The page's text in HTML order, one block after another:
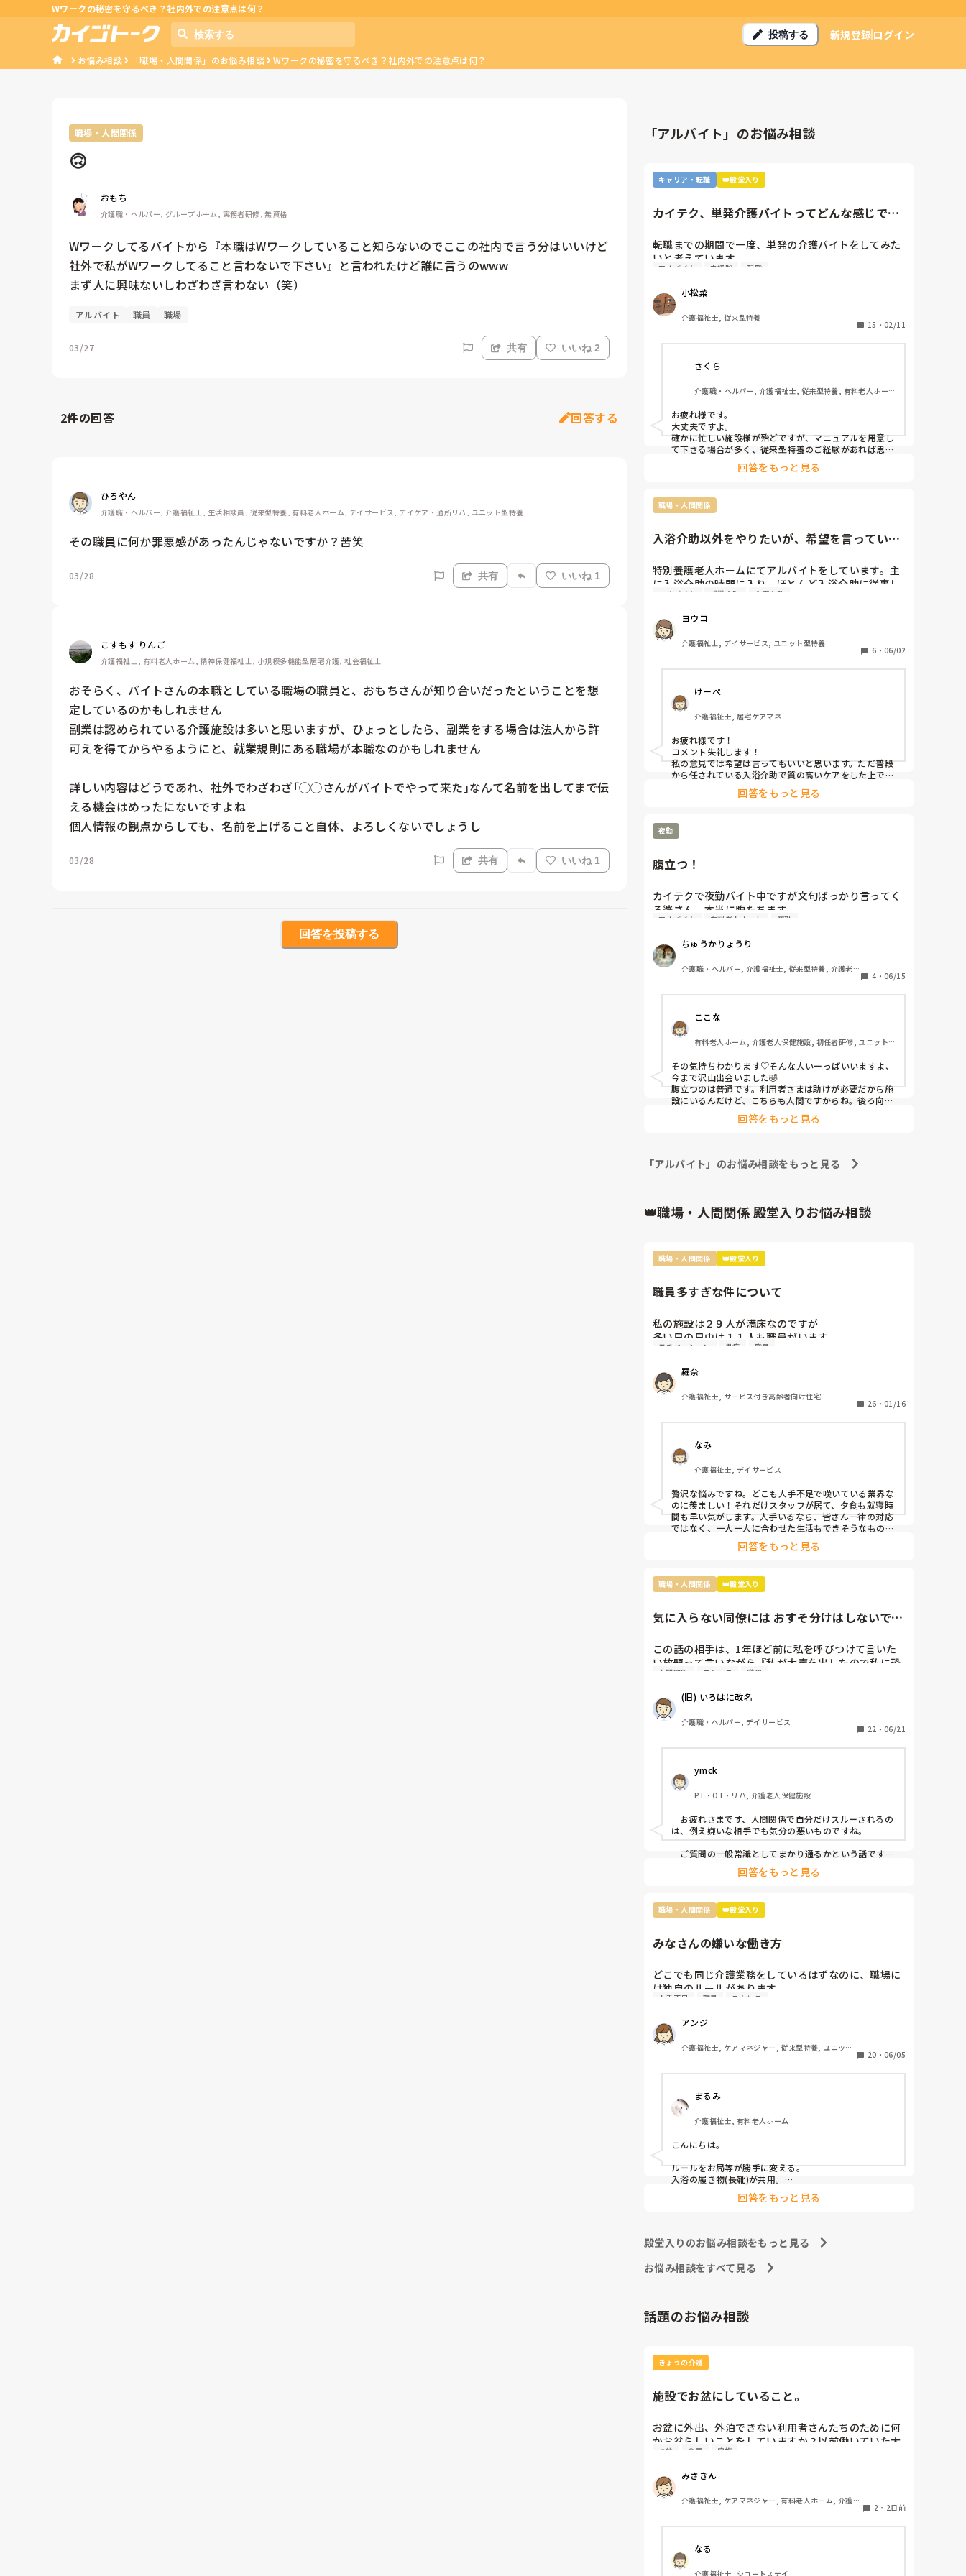
Wワークの秘密を守るべき？社内外での注意点は何？
投稿する 新規登録ログイン
お悩み相談 「職場・人間関係」のお悩み相談 Wワークの秘密を守るべき？社内外での注意点は何？
職場・人間関係
🙃
おもち
介護職・ヘルパー, グループホーム, 実務者研修, 無資格
Wワークしてるバイトから『本職はWワークしていること知らないのでここの社内で言う分はいいけど
社外で私がWワークしてること言わないで下さい』と言われたけど誰に言うのwww
アルバイト 職員 職場
03/27 共有 いいね 2
2件の回答 回答する
ひろやん
介護職・ヘルパー, 介護福祉士, 生活相談員, 従来型特養, 有料老人ホーム, デイサービス, デイケア・通所リハ, ユニット型特養
その職員に何か罪悪感があったんじゃないですか？苦笑
03/28 共有 いいね 1
こすもす りんご
介護福祉士, 有料老人ホーム, 精神保健福祉士, 小規模多機能型居宅介護, 社会福祉士
おそらく、バイトさんの本職としている職場の職員と、おもちさんが知り合いだったということを想
定しているのかもしれません
副業は認められている介護施設は多いと思いますが、ひょっとしたら、副業をする場合は法人から許
可えを得てからやるようにと、就業規則にある職場が本職なのかもしれません
詳しい内容はどうであれ、社外でわざわざ｢◯◯さんがバイトでやって来た｣なんて名前を出してまで伝
える機会はめったにないですよね
個人情報の観点からしても、名前を上げること自体、よろしくないでしょうし
03/28 共有 いいね 1
回答を投稿する
「アルバイト」のお悩み相談
キャリア・転職 👑殿堂入り
カイテク、単発介護バイトってどんな感じです
転職までの期間で一度、単発の介護バイトをしてみた
いと考えています。
ですが単発バイトを求めてるってことはそれなりに忙
しい施設…経験ない足手まといはダメか…？など考え
てしまい、なかなか踏み出せずにいます。
もし経験ある方いらっしゃいましたら、どんな感じだ
ったか教えてください。
アルバイト 未経験 転職
小松菜
介護福祉士, 従来型特養
15 ・ 02/11
さくら
介護職・ヘルパー, 介護福祉士, 従来型特養, 有料老人ホー
介護, 初任者研修, 実務者研修, ユニット型特養, 障害者支援
施設
お疲れ様です。
大丈夫ですよ。
確かに忙しい施設様が殆どですが、マニュアルを用意し
て下さる場合が多く、従来型特養のご経験があれば思い
切って一度働かれる事をおすすめします。
施設様のレビューが書かれているので、参考になさると
回答をもっと見る
職場・人間関係
入浴介助以外をやりたいが、希望を言っていい
特別養護老人ホームにてアルバイトをしています。主
に入浴介助の時間に入り、ほとんど入浴介助に従事し
ております。今後、食事介助や、排泄介助にも入りた
ものなのか悩んでいます。施設として決まった時間に
決まったことをやるスタッフが、他の業務をやりたい
という希望は管理者側として迷惑になるのかなと考え
ています。ご助言いただければ幸いです。
アルバイト 排泄介助 食事介助
ヨウコ
介護福祉士, デイサービス, ユニット型特養
6 ・ 06/02
けーぺ
介護福祉士, 居宅ケアマネ
お疲れ様です！
コメント失礼します！
私の意見では希望は言ってもいいと思います。ただ普段
から任されている入浴介助で質の高いケアをした上で希
回答をもっと見る
夜勤
腹立つ！
カイテクで夜勤バイト中ですが文句ばっかり言ってく
る婆さん、本当に腹たちます。
メモには「4時から5時の間でオムツはずす」と書いて
な」といわれましたが「だれがくるものか」とおもい
ました。
本当に腹たちます。
アルバイト 有料老人ホーム 夜勤
ちゅうかりょうり
介護職・ヘルパー, 介護福祉士, 従来型特養, 介護老人
4 ・ 06/15
ここな
有料老人ホーム, 介護老人保健施設, 初任者研修, ユニット
その気持ちわかります♡そんな人いーっぱいいますよ、
今まで沢山出会いました🤣
腹立つのは普通です。利用者さまは助けが必要だから施
設にいるんだけど、こちらも人間ですからね。後ろ向い
てから怒りの顔しましょ、そうすれば問題になりません
回答をもっと見る
「アルバイト」のお悩み相談をもっと見る
👑職場・人間関係 殿堂入りお悩み相談
職場・人間関係 👑殿堂入り
職員多すぎな件について
私の施設は２９人が満床なのですが
多い日の日中は１１人も職員がいます。
なので暇すぎて仕事内容がないです。
2人は掃除担当なので居室掃除やシーツ交換は
掃除担当がされるのですが、介護側の職員のすること
もないため廊下の掃除や壁拭き、手すり消毒などの掃
除をしています。
レクは午前と午後にしているし、他に何か職員がした
不満なのは16時までの勤務の職員が多いので、16時〜
18時は2人です。17時夕食が提供されるのですが
早く食べてもらって18時までには全員寝てもらうんで
す。
モチベーション 愚痴 職員
羅奈
介護福祉士, サービス付き高齢者向け住宅
26 ・ 01/16
なみ
介護福祉士, デイサービス
贅沢な悩みですね。どこも人手不足で嘆いている業界な
のに羨ましい！それだけスタッフが居て、夕食も就寝時
間も早い気がします。人手いるなら、皆さん一律の対応
ではなく、一人一人に合わせた生活もできそうなもので
す。利用者さんと寄り添って会話をしてニーズを拾い上
げたり、散歩に行ったり、イベントを開催したり、工作
るのが介護です。スタッフ同士で世間話して時間を潰し
ていませんか？利用者様の生活の質向上のために何がで
回答をもっと見る
職場・人間関係 👑殿堂入り
気に入らない同僚には おすそ分けはしないです
この話の相手は、1年ほど前に私を呼びつけて言いた
い放題って言いながら『私が大声を出したので私に恐
怖を感じ、仕事が一緒にできない』と因縁をつけてき
た 看護師Nなんですが…
当時、現場にいた関係者に事情聴取をした結果、 レク
リエーションも止まらなかったし、誰も仲裁には来な
かったので思ったほど大声を出しているようには聞こ
がなんと言っても、私は、あの時、大声を出されて恐
怖を感じた』とずっと言い続けていて、この話を境
に、敵意というより憎悪をむき出しにするようになっ
てきました。
そんなある日のことです。看護師Nがどこかに旅行に
行ってきたのでお土産をみんなの連絡用のレターケー
スの中に入れあったんですが、私のところにだけ入っ
ていなかったですね。
まあ、もらったところでお礼を言わなきゃいけないと
思うと貰わなくてよかったな。と思うのですが…
この件に関しては管理者宛に『私もどこかに行ってお
は思いませんが、私が気に入らない職員には看護師N
がやったようにお土産を配らなくてもいいのでしょう
についても一緒に…)についての手紙を作っているとこ
ろなんですが…
たた、あくまで手紙(質問書)のなかのことで、私とし
ては、たとえ気に入らない職員がいたとしてもみんな
いと思うので、特定の気に入らない職員にお土産をお
裾分けをしないということはしないつもりいますが、
看護師Nがやった行為は 一般常識としてまかり通るの
でしょうか?
人間関係 ストレス 職場
(旧) いろはに改名
介護職・ヘルパー, デイサービス
22 ・ 06/21
ymck
PT・OT・リハ, 介護老人保健施設
お疲れさまです、人間関係で自分だけスルーされるの
は、例え嫌いな相手でも気分の悪いものですね。
ご質問の一般常識としてまかり通るかという話です
が、まかり通りはするけど別の意味で良くないことだと
思います。つまり、お土産誰に配るかは本人の自由では
ントに相当するということです。とはいえ「うっかり忘
れてた」可能性も否定できませんし、故意にのけ者にし
相手に合わせた対応をするということは、相手と同じ
はお相手をのけ者にしない、ハラスメント加害者になら
ないことが大切だと思います。
回答をもっと見る
職場・人間関係 👑殿堂入り
みなさんの嫌いな働き方
どこでも同じ介護業務をしているはずなのに、職場に
は独自のルールがあります。
その中でもみなさんが、これだけは嫌だと思う働き方
私は
連帯責任が強すぎる職場
働かない人のカバーが当たり前の職場
個々の仕事の領域と責任が曖昧な職場
家でやってきてと平気で仕事を渡される職場
人手不足 職員 ストレス
アンジ
介護福祉士, ケアマネジャー, 従来型特養, ユニット
20 ・ 06/05
まるみ
介護福祉士, 有料老人ホーム
こんにちは。
ルールをお局等が勝手に変える。
入浴の履き物(長靴)が共用。
回答をもっと見る
殿堂入りのお悩み相談をもっと見る
お悩み相談をすべて見る
話題のお悩み相談
きょうの介護
施設でお盆にしていること。
お盆に外出、外泊できない利用者さんたちのために何
かお盆らしいことをしていますか？以前働いていた大
きな施設では実際に住職さんを呼びご焼香できるよう
は、食事内容が変わる、家族が面会に来る…などでし
た。お盆まであと少しです。何かしていることがあれ
ばぜひシェアよろしくお願いします。
お盆 食事 家族
みさきん
介護福祉士, ケアマネジャー, 有料老人ホーム, 介護老
2 ・ 2日前
なる
介護福祉士, ショートステイ